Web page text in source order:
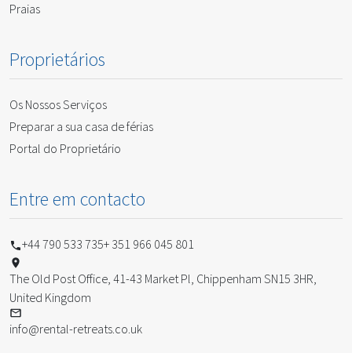
Praias
Proprietários
Os Nossos Serviços
Preparar a sua casa de férias
Portal do Proprietário
Entre em contacto
+44 790 533 735+ 351 966 045 801
The Old Post Office, 41-43 Market Pl, Chippenham SN15 3HR,
United Kingdom
info@rental-retreats.co.uk